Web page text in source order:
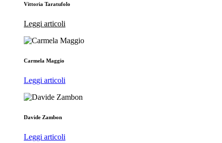
Vittoria Taratufolo
Leggi articoli
Carmela Maggio
Leggi articoli
Davide Zambon
Leggi articoli